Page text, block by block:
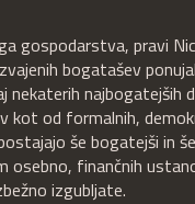
gospodarstva, pravi
bogatašev
nekaterih najbogatejših
kot od formalnih,
še bogatejši in
finančnih
izgubljate.